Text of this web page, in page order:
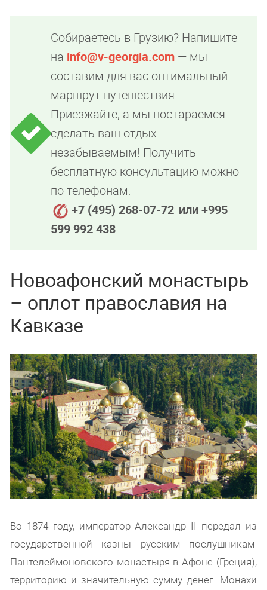
Собираетесь в Грузию? Напишите
на info@v-georgia.com — мы
составим для вас оптимальный
маршрут путешествия.
Приезжайте, а мы постараемся
сделать ваш отдых
незабываемым! Получить
бесплатную консультацию можно
по телефонам:
+7 (495) 268-07-72 или +995
599 992 438
Новоафонский монастырь
– оплот православия на
Кавказе
Во 1874 году, император Александр II передал из
государственной казны русским послушникам
Пантелеймоновского монастыря в Афоне (Греция),
территорию и значительную сумму денег. Монахи